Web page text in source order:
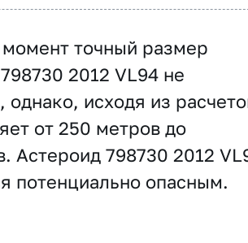
точный размер
2012 VL94 не
однако, исходя из
от 250 метров до
Астероид 798730 2012
потенциально опасным.